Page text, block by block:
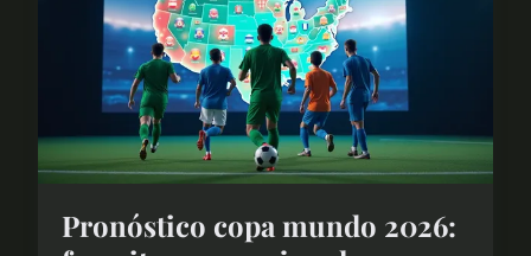
Pronóstico copa mundo 2026: